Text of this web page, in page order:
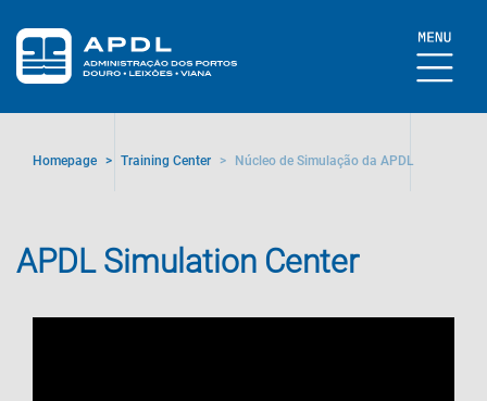
Homepage > Training Center > Núcleo de Simulação da APDL
APDL Simulation Center